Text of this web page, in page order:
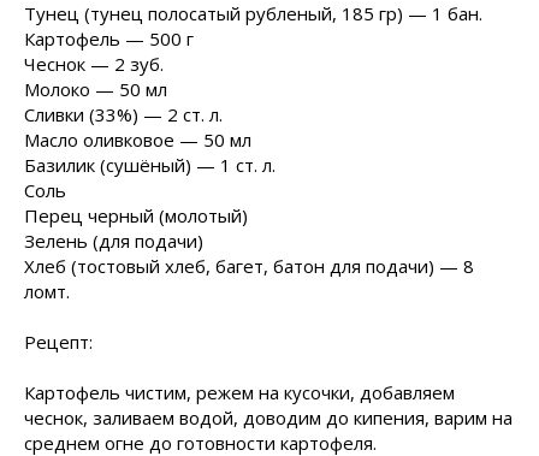
Тунец (тунец полосатый рубленый, 185 гр) — 1 бан.
Картофель — 500 г
Чеснок — 2 зуб.
Молоко — 50 мл
Сливки (33%) — 2 ст. л.
Масло оливковое — 50 мл
Базилик (сушёный) — 1 ст. л.
Соль
Перец черный (молотый)
Зелень (для подачи)
Хлеб (тостовый хлеб, багет, батон для подачи) — 8
ломт.
Рецепт:
Картофель чистим, режем на кусочки, добавляем
чеснок, заливаем водой, доводим до кипения, варим на
среднем огне до готовности картофеля.